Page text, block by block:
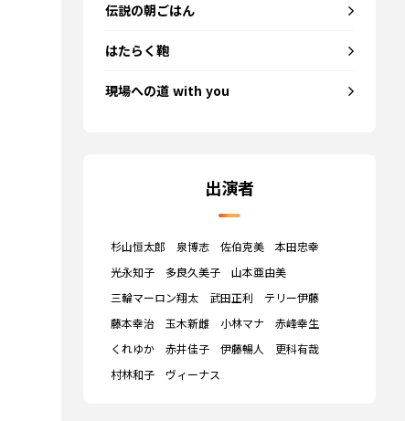
伝説の朝ごはん
はたらく鞄
現場への道 with you
出演者
杉山恒太郎 泉博志 佐伯克美
本田忠幸
光永知子
多良久美子
山本亜由美
三輪マーロン翔太
武田正利
テリー伊藤
藤本幸治
玉木新雌 小林マナ
赤峰幸生
くれゆか
赤井佳子 伊藤暢人
更科有哉
村林和子
ヴィーナス